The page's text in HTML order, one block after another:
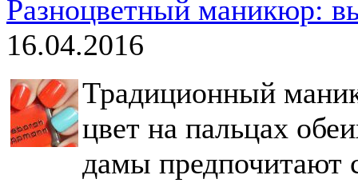
Разноцветный маникюр:
16.04.2016
Традиционный
цвет на пальцах
дамы предпочитают